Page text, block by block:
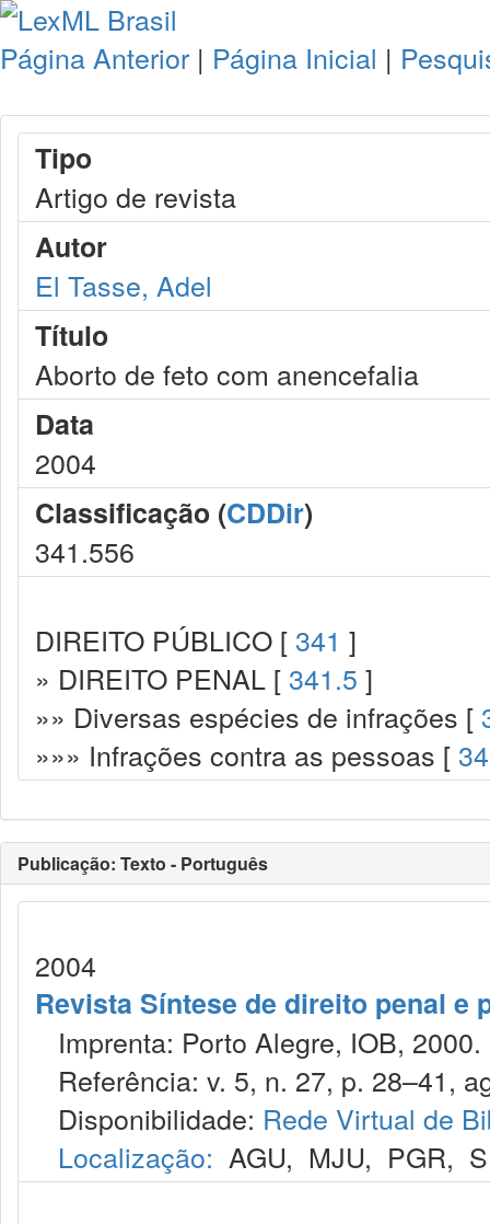
Página Anterior | Página Inicial |
Tipo
Artigo de revista
Autor
El Tasse, Adel
Título
Aborto de feto com anencefalia
Data
2004
Classificação (CDDir)
341.556
DIREITO PÚBLICO [ 341 ]
» DIREITO PENAL [ 341.5 ]
»» Diversas espécies de infrações [
»»» Infrações contra as pessoas [
Publicação: Texto - Português
2004
Revista Síntese de direito penal e
Imprenta: Porto Alegre, IOB, 2000.
Referência: v. 5, n. 27, p. 28–41,
Disponibilidade: Rede Virtual de
Localização: AGU, MJU, PGR,